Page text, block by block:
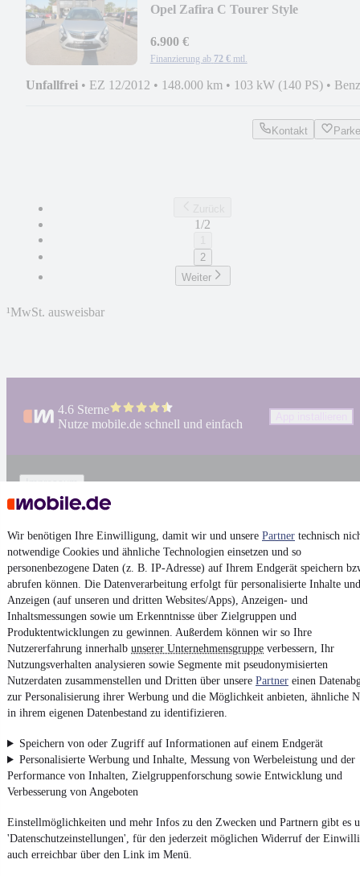
Wir benötigen Ihre Einwilligung, damit wir und unsere Partner technisch
notwendige Cookies und ähnliche Technologien einsetzen und so
personenbezogene Daten (z. B. IP-Adresse) auf Ihrem Endgerät speichern
abrufen können. Die Datenverarbeitung erfolgt für personalisierte Inhalte und
Anzeigen (auf unseren und dritten Websites/Apps), Anzeigen- und
Inhaltsmessungen sowie um Erkenntnisse über Zielgruppen und
Produktentwicklungen zu gewinnen. Außerdem können wir so Ihre
Nutzererfahrung innerhalb unserer Unternehmensgruppe verbessern, Ihr
Nutzungsverhalten analysieren sowie Segmente mit pseudonymisierten
Nutzerdaten zusammenstellen und Dritten über unsere Partner einen
zur Personalisierung ihrer Werbung und die Möglichkeit anbieten, ähnliche
in ihrem eigenen Datenbestand zu identifizieren.
Speichern von oder Zugriff auf Informationen auf einem Endgerät
Personalisierte Werbung und Inhalte, Messung von Werbeleistung und der
Performance von Inhalten, Zielgruppenforschung sowie Entwicklung und
Verbesserung von Angeboten
Einstellmöglichkeiten und mehr Infos zu den Zwecken und Partnern gibt es
'Datenschutzeinstellungen', für den jederzeit möglichen Widerruf der
auch erreichbar über den Link im Menü.
Opel Zafira C Tourer Style
6.900 €
Finanzierung ab 72 € mtl.
Unfallfrei • EZ 12/2012 • 148.000 km • 103 kW (140 PS) •
Kontakt
1/2
2
Weiter
¹MwSt. ausweisbar
4.6 Sterne
Nutze mobile.de schnell und einfach
Impressum
AGB
Vertrag widerrufen
Datenschutz
Datenschutzeinstellungen
Erklärung zur Barrierefreiheit
Report Security Vulnerability (English)
Powered by
Entdecke Kleinwagen,SUVundWohnmobile